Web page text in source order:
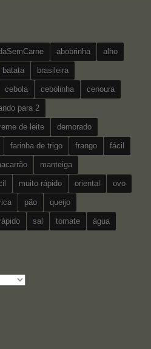
abobrinha alho
batata brasileira
cebola cebolinha cenoura
para 2
de leite demorado
farinha de trigo frango fácil
manteiga
muito rápido oriental ovo
pão queijo
rápido sal tomate água